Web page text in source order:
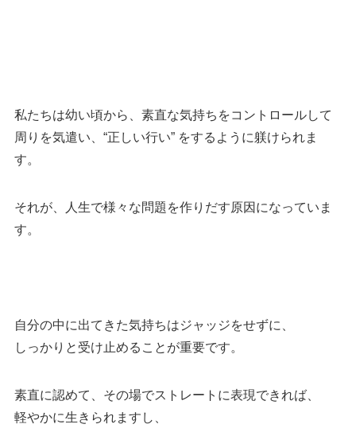
私たちは幼い頃から、素直な気持ちをコントロールして
周りを気遣い、“正しい行い” をするように躾けられま
す。
それが、人生で様々な問題を作りだす原因になっていま
す。
自分の中に出てきた気持ちはジャッジをせずに、
しっかりと受け止めることが重要です。
素直に認めて、その場でストレートに表現できれば、
軽やかに生きられますし、